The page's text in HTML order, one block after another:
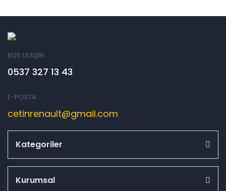
BİZE ULAŞIN
0537 327 13 43
E-POSTA
cetinrenault@gmail.com
Kategoriler
Kurumsal